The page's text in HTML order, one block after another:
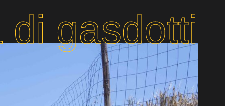
di gasdotti